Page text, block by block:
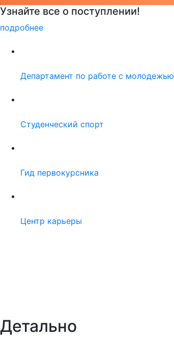
Детали программы
подробнее
Департамент по работе с молодежью
Студенческий спорт
Гид первокурсника
Центр карьеры
Детально